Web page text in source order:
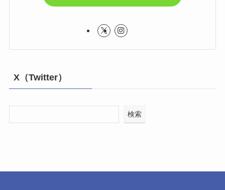
X（Twitter）
検索